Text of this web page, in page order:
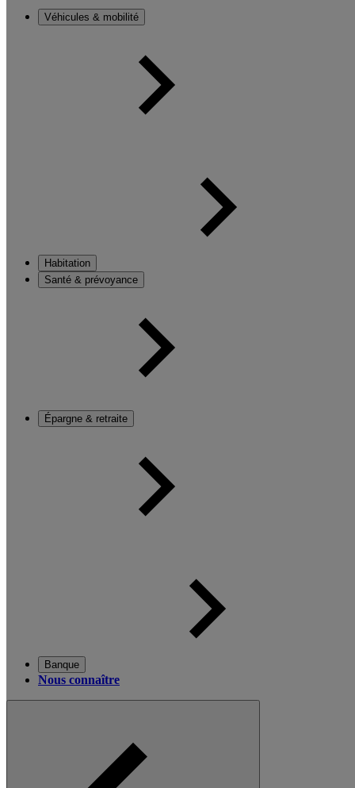
Véhicules & mobilité
Habitation
Santé & prévoyance
Épargne & retraite
Banque
Nous connaître